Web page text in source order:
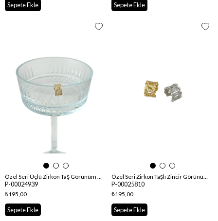
Sepete Ekle Sepete Ekle
Özel Seri Üçlü Zirkon Taş Görünüm Kıkırdak Küpe
P-00024939
₺195,00
Sepete Ekle
Özel Seri Zirkon Taşlı Zincir Görünüm Kıkırdak Küpe
P-00025810
₺195,00
Sepete Ekle